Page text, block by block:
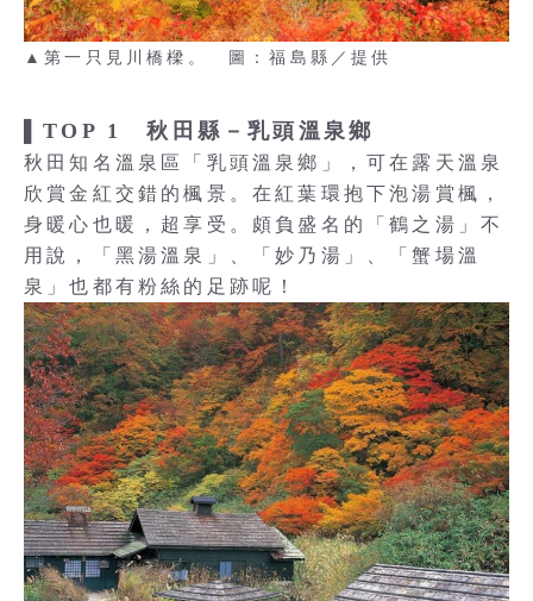
▲第一只見川橋樑。 圖：福島縣／提供
▌TOP 1 秋田縣－乳頭溫泉鄉
秋田知名溫泉區「乳頭溫泉鄉」，可在露天溫泉
欣賞金紅交錯的楓景。在紅葉環抱下泡湯賞楓，
身暖心也暖，超享受。頗負盛名的「鶴之湯」不
用說，「黑湯溫泉」、「妙乃湯」、「蟹場溫
泉」也都有粉絲的足跡呢！